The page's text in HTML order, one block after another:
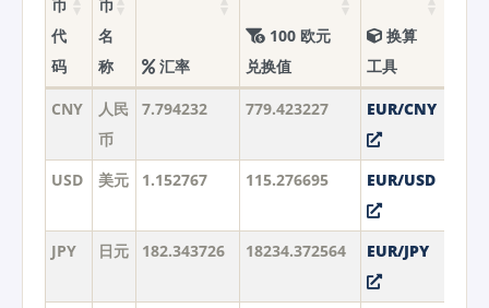
币
代
码
币
名
称
汇率
100 欧元
兑换值
换算
工具
CNY
人民
币
7.794232 779.423227 EUR/CNY
USD 美元 1.152767 115.276695 EUR/USD
JPY 日元 182.343726 18234.372564 EUR/JPY